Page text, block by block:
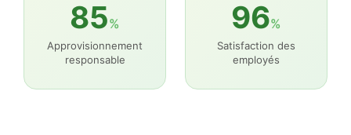
85%
Approvisionnement
responsable
96%
Satisfaction des
employés